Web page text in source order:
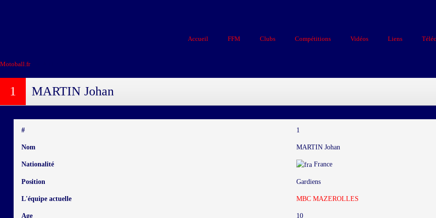
Accueil FFM Clubs Compétitions Vidéos Liens
Motoball.fr>
1 MARTIN Johan
# 1
Nom MARTIN Johan
Nationalité France
Position Gardiens
L'équipe actuelle MBC MAZEROLLES
Age 10